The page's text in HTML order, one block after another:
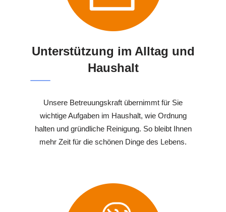
Unterstützung im Alltag und
Haushalt
Unsere Betreuungskraft übernimmt für Sie
wichtige Aufgaben im Haushalt, wie Ordnung
halten und gründliche Reinigung. So bleibt Ihnen
mehr Zeit für die schönen Dinge des Lebens.